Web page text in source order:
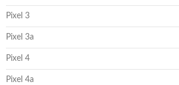
Pixel 3
Pixel 3a
Pixel 4
Pixel 4a